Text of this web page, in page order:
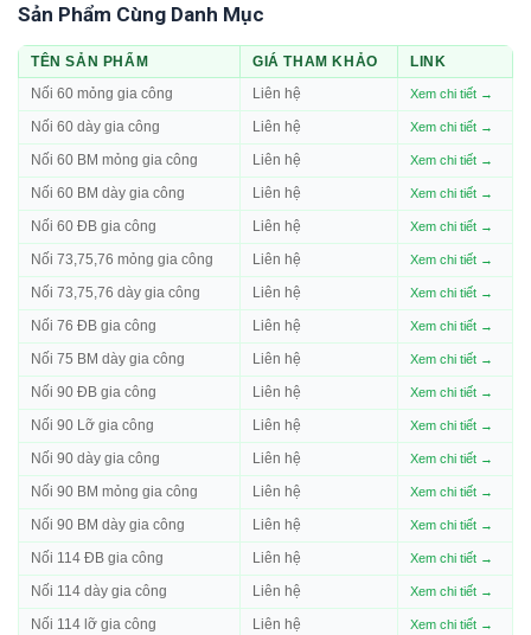
Sản Phẩm Cùng Danh Mục
TÊN SẢN PHẨM GIÁ THAM KHẢO
LINK
Nối 60 mỏng gia công
Liên hệ Xem chi tiết →
Nối 60 dày gia công Liên hệ Xem chi tiết →
Nối 60 BM mỏng gia công Liên hệ Xem chi tiết →
Nối 60 BM dày gia công Liên hệ Xem chi tiết →
Nối 60 ĐB gia công Liên hệ Xem chi tiết →
Nối 73,75,76 mỏng gia công Liên hệ Xem chi tiết →
Nối 73,75,76 dày gia công Liên hệ Xem chi tiết →
Nối 76 ĐB gia công Liên hệ Xem chi tiết →
Nối 75 BM dày gia công Liên hệ Xem chi tiết →
Nối 90 ĐB gia công Liên hệ Xem chi tiết →
Nối 90 Lỡ gia công Liên hệ Xem chi tiết →
Nối 90 dày gia công Liên hệ Xem chi tiết →
Nối 90 BM mỏng gia công Liên hệ Xem chi tiết →
Nối 90 BM dày gia công Liên hệ Xem chi tiết →
Nối 114 ĐB gia công Liên hệ Xem chi tiết →
Nối 114 dày gia công Liên hệ Xem chi tiết →
Nối 114 lỡ gia công Liên hệ Xem chi tiết →